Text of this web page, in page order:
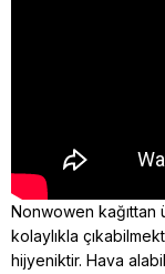
Nonwowen kağıttan
kolaylıkla
hijyeniktir. Hava